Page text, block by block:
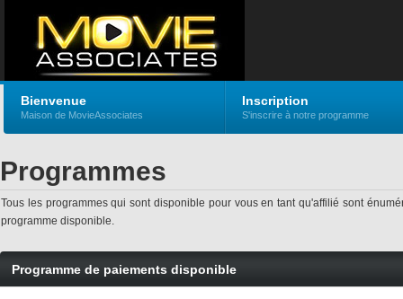
Bienvenue
Maison de MovieAssociates
Inscription
S'inscrire à notre programme
Programmes
Tous les programmes qui sont disponible pour vous en tant qu'affilié sont
programme disponible.
Programme de paiements disponible